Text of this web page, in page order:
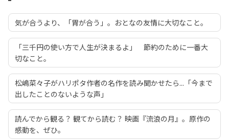
気が合うより、「胃が合う」。おとなの友情に大切なこと。
「三千円の使い方で人生が決まるよ」 節約のために一番大
切なこと。
松嶋菜々子がハリポタ作者の名作を読み聞かせたら...「今まで
出したことのないような声」
読んでから観る？ 観てから読む？ 映画『流浪の月』。原作の
感動を、ぜひ。